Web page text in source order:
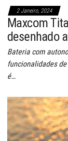
2 Janeiro, 2024
Maxcom
desenhado
Bateria com
funcionalidades de
é…